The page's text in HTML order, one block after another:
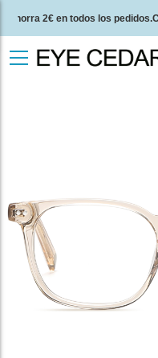
Ahorra 2€ en todos los
2 años de garantía de calidad y